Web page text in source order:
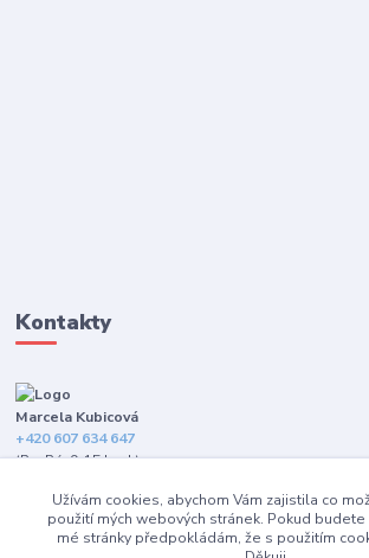
Kontakty
Marcela Kubicová
+420 607 634 647
(Po-Pá, 9-15 hod.)
info@happybarefeet.cz
Užívám cookies, abychom Vám zajistila co
použití mých webových stránek. Pokud
mé stránky předpokládám, že s použitím